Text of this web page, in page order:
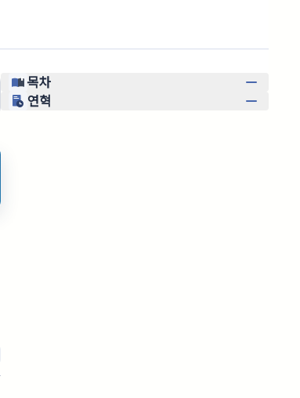
목차
연혁